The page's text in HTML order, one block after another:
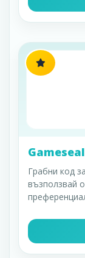
Gameseal
Грабни код
възползвай